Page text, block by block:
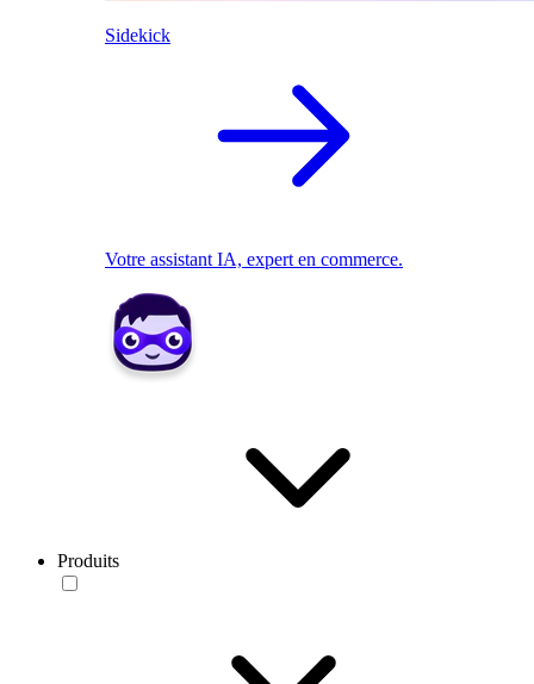
Sidekick
Votre assistant IA, expert en commerce.
Produits